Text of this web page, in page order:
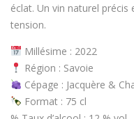
éclat. Un vin naturel
tension.
Millésime : 2022
Région : Savoie
Cépage : Jacquère &
Format: 75 cl